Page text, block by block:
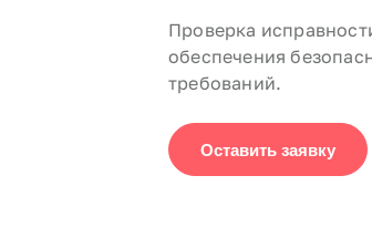
Проверка
обеспечения
требований.
Оставить заявку